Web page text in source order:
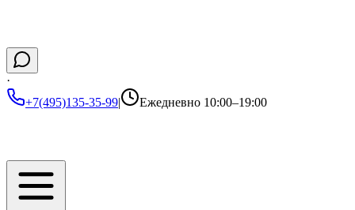
·
+7(495)135-35-99| Ежедневно 10:00–19:00